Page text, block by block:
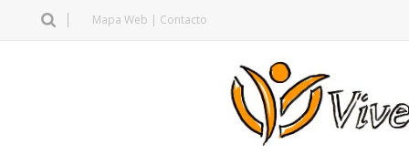
Mapa Web | Contacto